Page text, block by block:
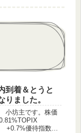
到着＆とうと
りました。
小坊主です。株価
+0.7%優待指数